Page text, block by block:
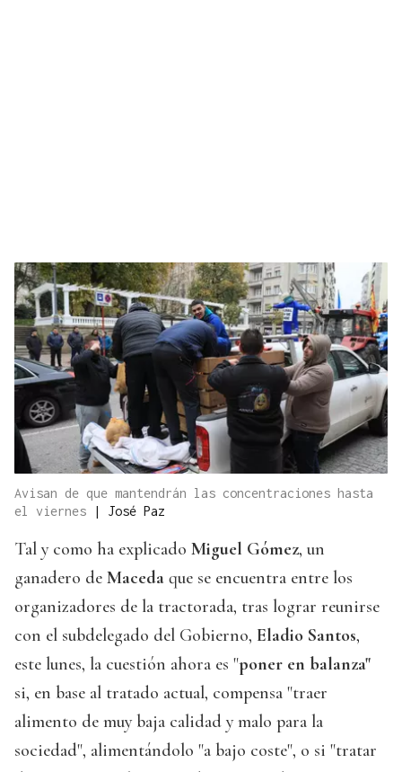
Avisan de que mantendrán las concentraciones hasta
el viernes
| José Paz
Tal y como ha explicado Miguel Gómez, un
ganadero de Maceda que se encuentra entre los
organizadores de la tractorada, tras lograr reunirse
con el subdelegado del Gobierno, Eladio Santos,
este lunes, la cuestión ahora es "poner en balanza"
si, en base al tratado actual, compensa "traer
alimento de muy baja calidad y malo para la
sociedad", alimentándolo "a bajo coste", o si "tratar